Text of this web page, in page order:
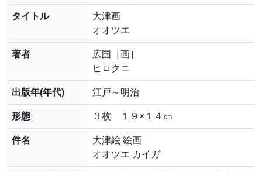
タイトル
大津画
オオツエ
著者
広国［画］
ヒロクニ
出版年(年代) 江戸～明治
形態 ３枚 １９×１４㎝
件名
大津絵 絵画
オオツエ カイガ